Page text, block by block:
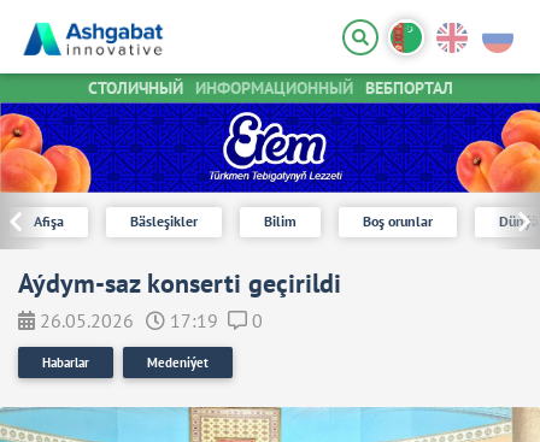
СТОЛИЧНЫЙ ИНФОРМАЦИОННЫЙ ВЕБПОРТАЛ
Afişa Bäsleşikler Bilim Boş orunlar
Aýdym-saz konserti geçirildi
26.05.2026 17:19 0
Habarlar Medeniýet